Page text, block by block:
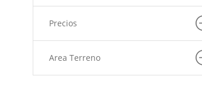
San Luis (1)
Lurigancho
Precios
Area Terreno